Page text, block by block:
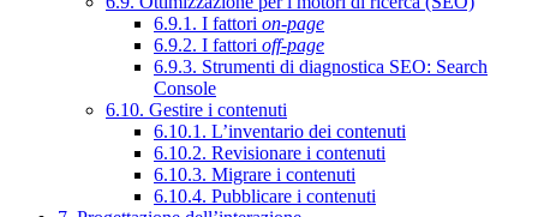
6.9.1. I fattori on-page
6.9.2. I fattori off-page
6.9.3. Strumenti di diagnostica SEO: Search
Console
6.10. Gestire i contenuti
6.10.1. L’inventario dei contenuti
6.10.2. Revisionare i contenuti
6.10.3. Migrare i contenuti
6.10.4. Pubblicare i contenuti